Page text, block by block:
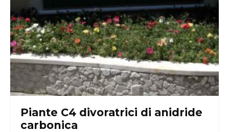
Piante C4 divoratrici di anidride
carbonica